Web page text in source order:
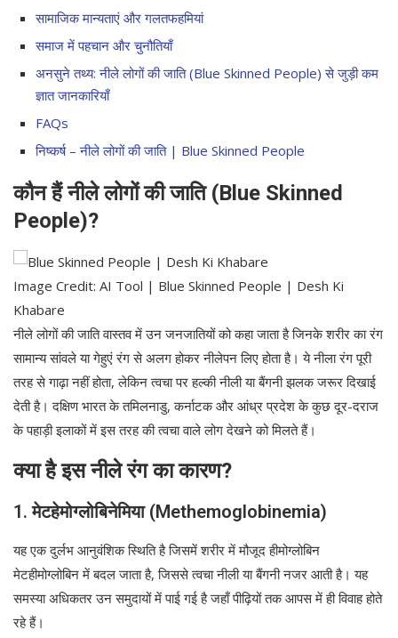
सामाजिक मान्यताएं और गलतफहमियां
समाज में पहचान और चुनौतियाँ
अनसुने तथ्य: नीले लोगों की जाति (Blue Skinned People) से जुड़ी कम
ज्ञात जानकारियाँ
FAQs
निष्कर्ष – नीले लोगों की जाति | Blue Skinned People
कौन हैं नीले लोगों की जाति (Blue Skinned
People)?
Image Credit: AI Tool | Blue Skinned People | Desh Ki
Khabare
नीले लोगों की जाति वास्तव में उन जनजातियों को कहा जाता है जिनके शरीर का रंग
सामान्य सांवले या गेहुएं रंग से अलग होकर नीलेपन लिए होता है। ये नीला रंग पूरी
तरह से गाढ़ा नहीं होता, लेकिन त्वचा पर हल्की नीली या बैंगनी झलक जरूर दिखाई
देती है। दक्षिण भारत के तमिलनाडु, कर्नाटक और आंध्र प्रदेश के कुछ दूर-दराज
के पहाड़ी इलाकों में इस तरह की त्वचा वाले लोग देखने को मिलते हैं।
क्या है इस नीले रंग का कारण?
1. मेटहेमोग्लोबिनेमिया (Methemoglobinemia)
यह एक दुर्लभ आनुवंशिक स्थिति है जिसमें शरीर में मौजूद हीमोग्लोबिन
मेटहीमोग्लोबिन में बदल जाता है, जिससे त्वचा नीली या बैंगनी नजर आती है। यह
समस्या अधिकतर उन समुदायों में पाई गई है जहाँ पीढ़ियों तक आपस में ही विवाह होते
रहे हैं।